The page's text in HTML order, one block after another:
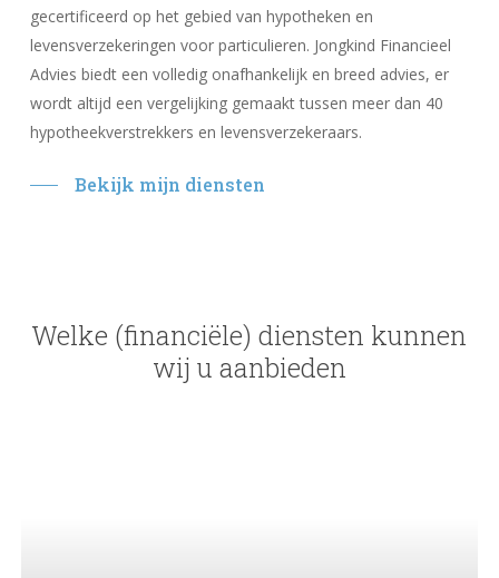
gecertificeerd op het gebied van hypotheken en
levensverzekeringen voor particulieren. Jongkind Financieel
Advies biedt een volledig onafhankelijk en breed advies, er
wordt altijd een vergelijking gemaakt tussen meer dan 40
hypotheekverstrekkers en levensverzekeraars.
Bekijk mijn diensten
Welke (financiële) diensten kunnen
wij u aanbieden